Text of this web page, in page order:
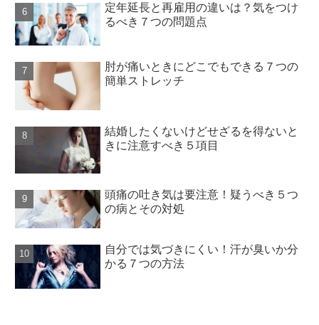
定年延長と再雇用の違いは？気をつけ
るべき７つの問題点
肘が痛いときにどこでもできる７つの
簡単ストレッチ
結婚したくないけどせざるを得ないと
きに注意すべき５項目
頭痛の吐き気は要注意！疑うべき５つ
の病とその対処
自分では気づきにくい！汗が臭いか分
かる７つの方法